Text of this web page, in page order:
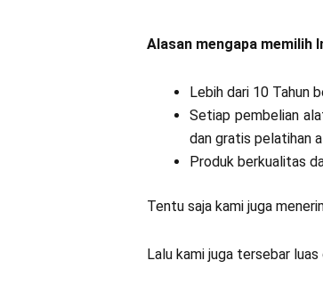
Alasan mengapa memilih
Lebih dari 10 Tahun
Setiap pembelian
dan gratis pelatihan
Produk berkualitas
Tentu saja kami juga
Lalu kami juga tersebar